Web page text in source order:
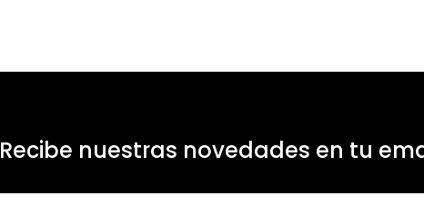
Recibe nuestras novedades en tu